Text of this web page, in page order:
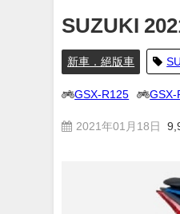
SUZUKI
新車．絕版車
GSX-R125 GSX-
2021年01月18日